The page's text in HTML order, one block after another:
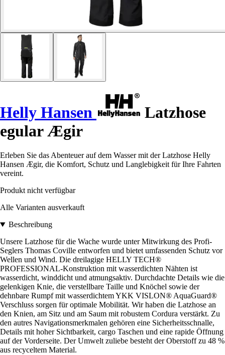
Helly Hansen
Latzhose
egular Ægir
Erleben Sie das Abenteuer auf dem Wasser mit der Latzhose Helly
Hansen Ægir, die Komfort, Schutz und Langlebigkeit für Ihre Fahrten
vereint.
Produkt nicht verfügbar
Alle Varianten ausverkauft
Beschreibung
Unsere Latzhose für die Wache wurde unter Mitwirkung des Profi-
Seglers Thomas Coville entworfen und bietet umfassenden Schutz vor
Wellen und Wind. Die dreilagige HELLY TECH®
PROFESSIONAL-Konstruktion mit wasserdichten Nähten ist
wasserdicht, winddicht und atmungsaktiv. Durchdachte Details wie die
gelenkigen Knie, die verstellbare Taille und Knöchel sowie der
dehnbare Rumpf mit wasserdichtem YKK VISLON® AquaGuard®
Verschluss sorgen für optimale Mobilität. Wir haben die Latzhose an
den Knien, am Sitz und am Saum mit robustem Cordura verstärkt. Zu
den autres Navigationsmerkmalen gehören eine Sicherheitsschnalle,
Details mit hoher Sichtbarkeit, cargo Taschen und eine rapide Öffnung
auf der Vorderseite. Der Umwelt zuliebe besteht der Oberstoff zu 48 %
aus recyceltem Material.